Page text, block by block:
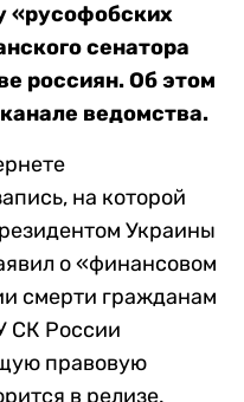
«русофобских
сенатора
россиян. Об этом
ведомства.
на которой
Украины
о «финансовом
смерти гражданам
СК России
правовую
в релизе.